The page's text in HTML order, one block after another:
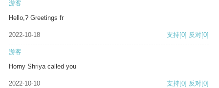
游客
Hello,? Greetings fr
2022-10-18 支持[0] 反对[0]
游客
Horny Shriya called you
2022-10-10 支持[0] 反对[0]